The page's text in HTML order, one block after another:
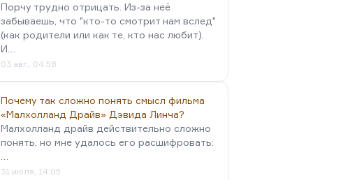
Порчу трудно отрицать. Из-за неё
забываешь, что "кто-то смотрит нам вслед"
(как родители или как те, кто нас любит).
И…
03 авг., 04:58
Почему так сложно понять смысл фильма
«Малхолланд Драйв» Дэвида Линча?
Малхолланд драйв действительно сложно
понять, но мне удалось его расшифровать:
31 июля, 14:05